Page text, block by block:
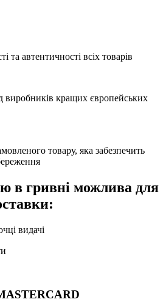
та автентичності всіх товарів
виробників кращих європейських
товару, яка забезпечить
в гривні можлива для
видачі